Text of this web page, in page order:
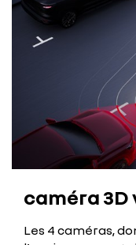
caméra 3D
Les 4 caméras,